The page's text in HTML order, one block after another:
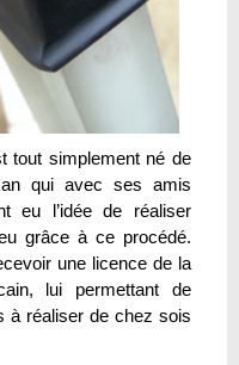
tout simplement né de
qui avec ses amis
eu l’idée de réaliser
grâce à ce procédé.
une licence de la
lui permettant de
à réaliser de chez sois